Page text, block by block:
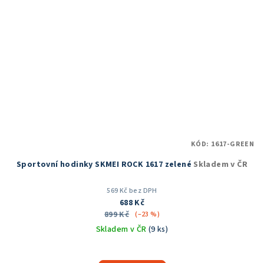
Sportovní hodinky SKMEI ROCK 1617 zelené Skladem v ČR
569 Kč bez DPH
688 Kč
899 Kč (–23 %)
Skladem v ČR (9 ks)
hodnocení
KÓD: 1617-GREEN